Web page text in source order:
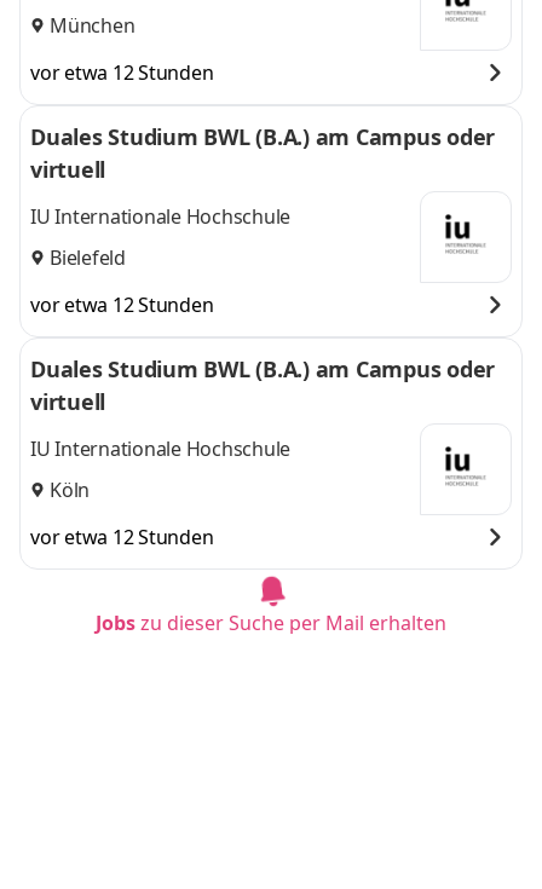
München
vor etwa 12 Stunden
Duales Studium BWL (B.A.) am Campus oder
virtuell
IU Internationale Hochschule
Bielefeld
vor etwa 12 Stunden
Duales Studium BWL (B.A.) am Campus oder
virtuell
IU Internationale Hochschule
Köln
vor etwa 12 Stunden
Jobszu dieser Suche per Mail erhalten